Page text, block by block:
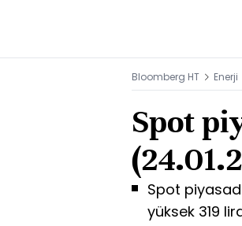
Bloomberg HT Enerji
Spot
Spot
yüksek 319